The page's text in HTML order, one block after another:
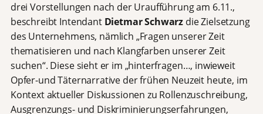
drei Vorstellungen nach der Uraufführung am 6.11.,
beschreibt Intendant Dietmar Schwarz die Zielsetzung
des Unternehmens, nämlich „Fragen unserer Zeit
thematisieren und nach Klangfarben unserer Zeit
suchen“. Diese sieht er im „hinterfragen…, inwieweit
Opfer-und Täternarrative der frühen Neuzeit heute, im
Kontext aktueller Diskussionen zu Rollenzuschreibung,
Ausgrenzungs- und Diskriminierungserfahrungen,